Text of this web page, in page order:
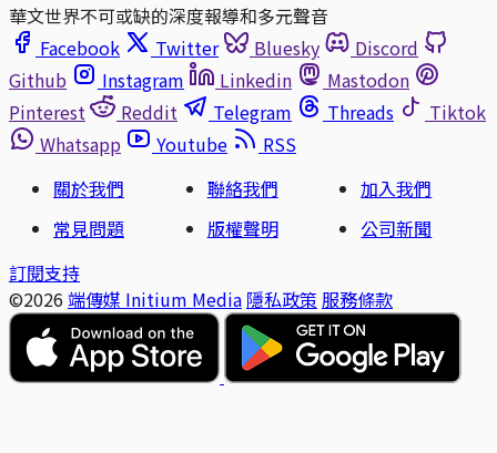
華文世界不可或缺的深度報導和多元聲音
Facebook
Twitter Bluesky
Discord
Github
Instagram Linkedin
Mastodon
Pinterest
Reddit Telegram Threads
Tiktok
Whatsapp
Youtube
RSS
關於我們
聯絡我們
加入我們
常見問題
版權聲明
公司新聞
訂閱支持
©2026 端傳媒 Initium Media 隱私政策 服務條款